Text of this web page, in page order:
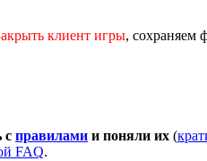
клиент игры, сохраняем
с правилами и поняли их (
FAQ.